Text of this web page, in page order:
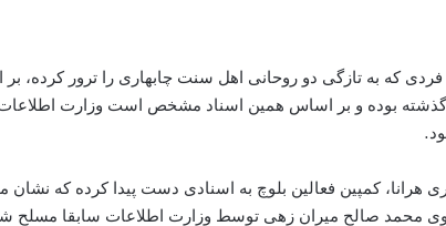
فردی که به تازگی دو روحانی اهل سنت چابهاری را ترور کرده، بر
بوده و بر اساس همین اسناد مشخص است وزارت
هرانا، کمپین فعالین بلوچ به اسنادی دست پیدا کرده که نشان
محمد صالح میران زهی توسط وزارت اطلاعات سابقا مسلح